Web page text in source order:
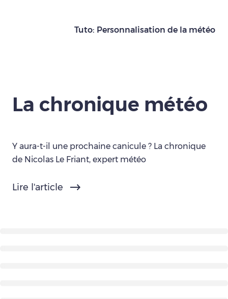
Tuto: Personnalisation de la météo
La chronique météo
Y aura-t-il une prochaine canicule ? La chronique
de Nicolas Le Friant, expert météo
Lire l'article